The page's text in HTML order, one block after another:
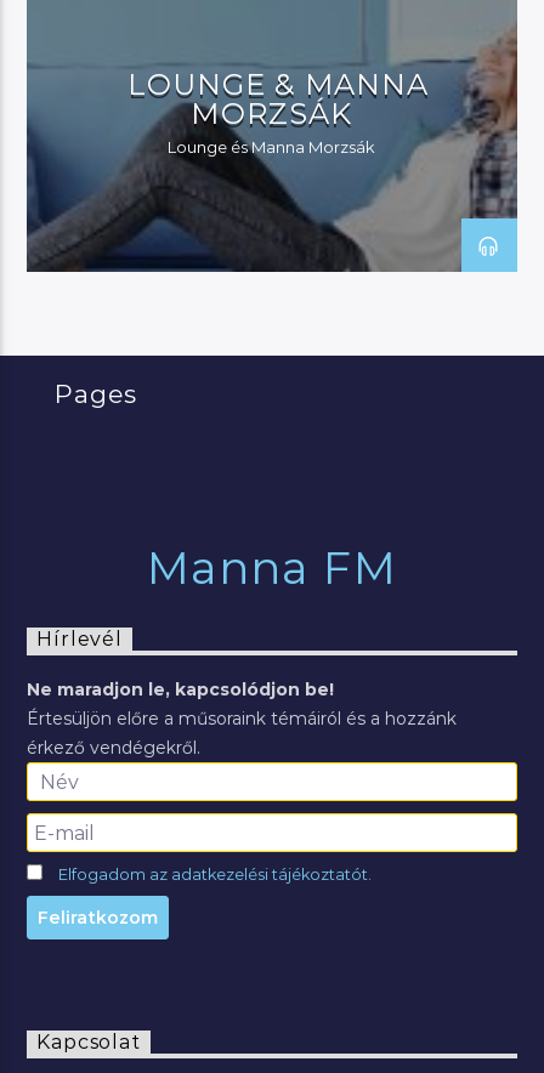
LOUNGE & MANNA
MORZSÁK
Lounge és Manna Morzsák
Pages
Manna FM
Hírlevél
Ne maradjon le, kapcsolódjon be!
Értesüljön előre a műsoraink témáiról és a hozzánk
érkező vendégekről.
Elfogadom az adatkezelési tájékoztatót.
Kapcsolat